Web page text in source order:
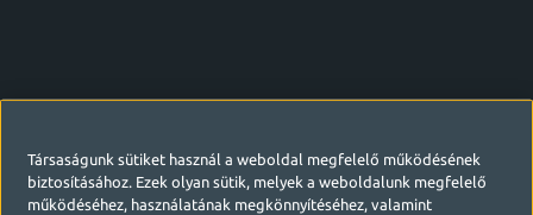
Társaságunk sütiket használ a weboldal megfelelő működésének
biztosításához. Ezek olyan sütik, melyek a weboldalunk megfelelő
működéséhez, használatának megkönnyítéséhez, valamint